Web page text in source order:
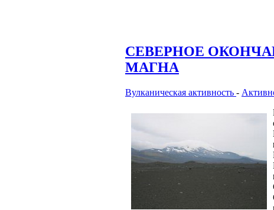
СЕВЕРНОЕ
МАГНА
Вулканическая активность -